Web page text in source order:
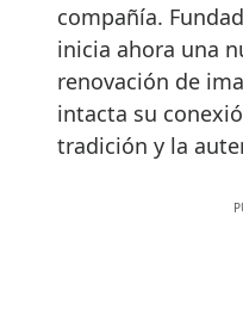
compañía.
inicia ahora una
renovación de
intacta su
tradición y la